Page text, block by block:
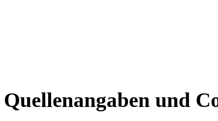
Quellenangaben und